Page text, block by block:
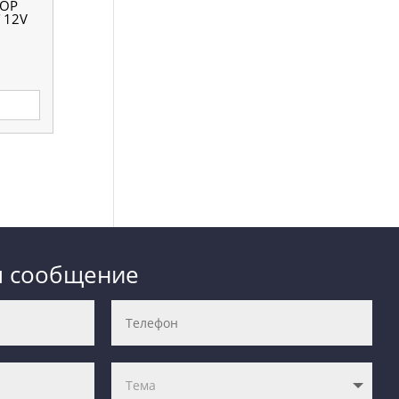
сообщение